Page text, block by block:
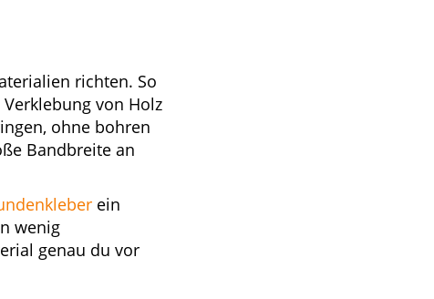
richten. So
von Holz
ohne bohren
Bandbreite an
ein
wenig
genau du vor